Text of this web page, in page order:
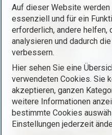
Auf dieser Website
essenziell und für ein
erforderlich, andere helfen,
analysieren und dadurch
verbessern.
Hier sehen Sie eine
verwendeten Cookies. Sie
akzeptieren, ganzen
weitere Informationen
bestimmte Cookies
Einstellungen jederzeit